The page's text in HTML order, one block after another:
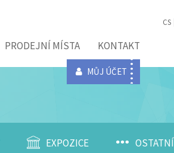
PRODEJNÍ MÍSTA KONTAKT
MŮJ ÚČET
CS
EXPOZICE OSTATNÍ